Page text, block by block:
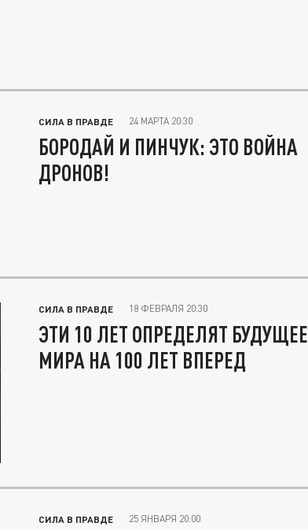
СИЛА В ПРАВДЕ 24 МАРТА 20:30
БОРОДАЙ И ПИНЧУК: ЭТО ВОЙНА
ДРОНОВ!
СИЛА В ПРАВДЕ 18 ФЕВРАЛЯ 20:30
ЭТИ 10 ЛЕТ ОПРЕДЕЛЯТ БУДУЩЕЕ
МИРА НА 100 ЛЕТ ВПЕРЕД
СИЛА В ПРАВДЕ 25 ЯНВАРЯ 20:00